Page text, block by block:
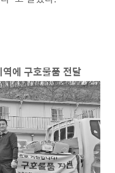
에 구호물품 전달